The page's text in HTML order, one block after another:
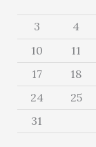
3
4
10
11
17
18
24
25
31